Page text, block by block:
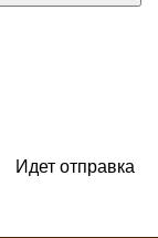
Идет отправка